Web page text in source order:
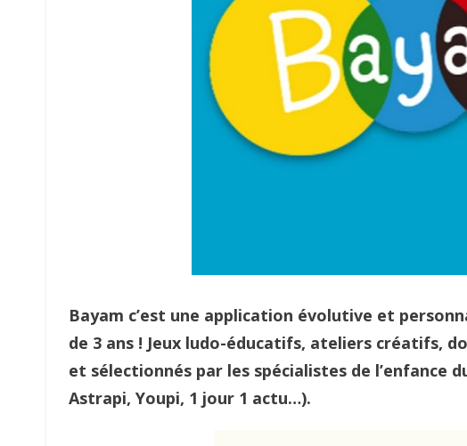
Bayam c’est une application évolutive et
de 3 ans ! Jeux ludo-éducatifs, ateliers créatifs,
et sélectionnés par les spécialistes de l’enfance
Astrapi, Youpi, 1 jour 1 actu…).